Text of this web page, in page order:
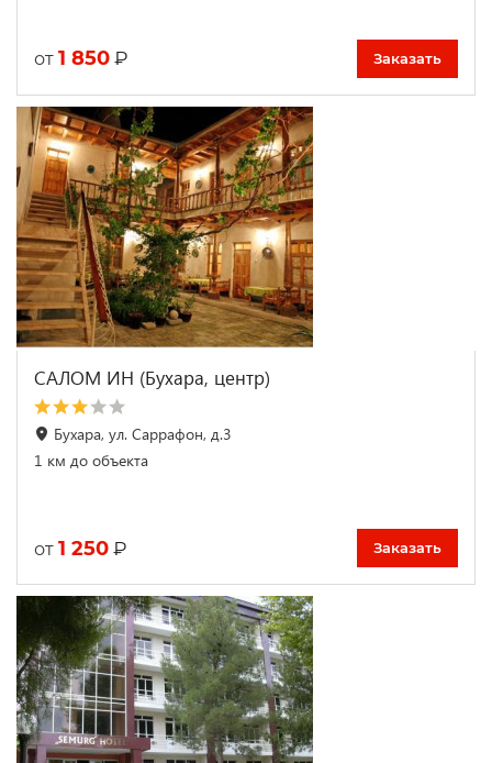
от 1 850 ₽ Заказать
САЛОМ ИН (Бухара, центр)
Бухара, ул. Саррафон, д.3
1 км до объекта
от 1 250 ₽ Заказать